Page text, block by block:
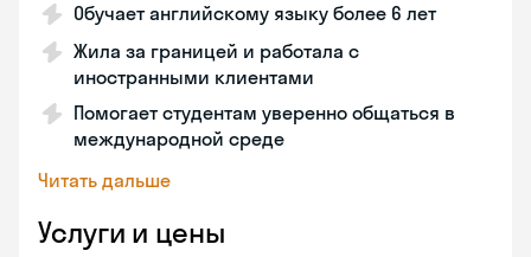
Обучает английскому языку более 6 лет
Жила за границей и работала с
иностранными клиентами
Помогает студентам уверенно общаться в
международной среде
Читать дальше
Услуги и цены